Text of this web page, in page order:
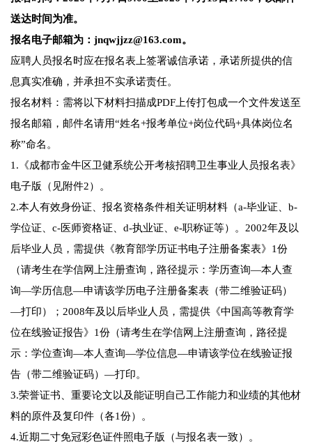
送达时间为准。
报名电子邮箱为：jnqwjjzz@163.com。
应聘人员报名时应在报名表上签署诚信承诺，承诺所提供的信
息真实准确，并承担不实承诺责任。
报名材料：需将以下材料扫描成PDF上传打包成一个文件发送至
报名邮箱，邮件名请用“姓名+报考单位+岗位代码+具体岗位名
称”命名。
1.《成都市金牛区卫健系统公开考核招聘卫生事业人员报名表》
电子版（见附件2）。
2.本人有效身份证、报名资格条件相关证明材料（a-毕业证、b-
学位证、c-医师资格证、d-执业证、e-职称证等）。2002年及以
后毕业人员，需提供《教育部学历证书电子注册备案表》1份
（请考生在学信网上注册查询，路径提示：学历查询—本人查
询—学历信息—申请该学历电子注册备案表（带二维验证码）
—打印）；2008年及以后毕业人员，需提供《中国高等教育学
位在线验证报告》1份（请考生在学信网上注册查询，路径提
示：学位查询—本人查询—学位信息—申请该学位在线验证报
告（带二维验证码）—打印。
3.荣誉证书、重要论文以及能证明自己工作能力和业绩的其他材
料的原件及复印件（各1份）。
4.近期二寸免冠彩色证件照电子版（与报名表一致）。